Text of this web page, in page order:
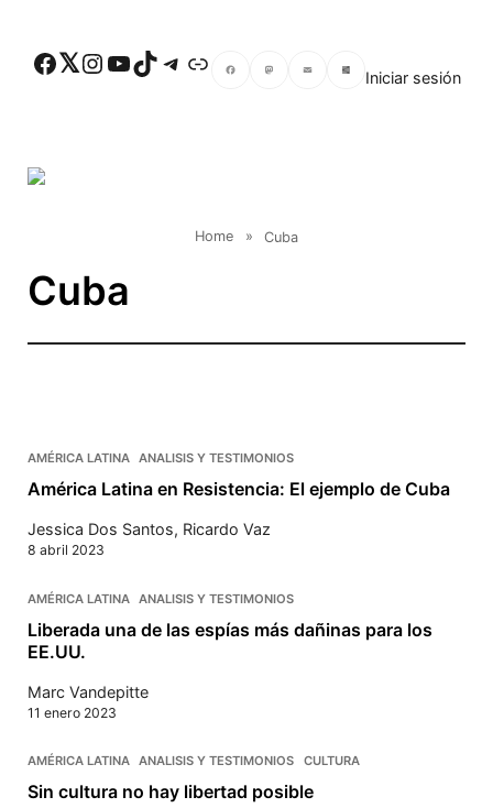
Facebook Twitter Instagram YouTube TikTok Telegram Enlace
Iniciar sesión
Home » Cuba
Cuba
AMÉRICA LATINA ANALISIS Y TESTIMONIOS
América Latina en Resistencia: El ejemplo de Cuba
Jessica Dos Santos, Ricardo Vaz
8 abril 2023
AMÉRICA LATINA ANALISIS Y TESTIMONIOS
Liberada una de las espías más dañinas para los
EE.UU.
Marc Vandepitte
11 enero 2023
AMÉRICA LATINA ANALISIS Y TESTIMONIOS CULTURA
Sin cultura no hay libertad posible